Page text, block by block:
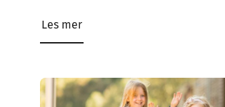
Les mer